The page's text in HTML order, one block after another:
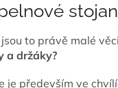
to právě malé
a držáky?
je především ve